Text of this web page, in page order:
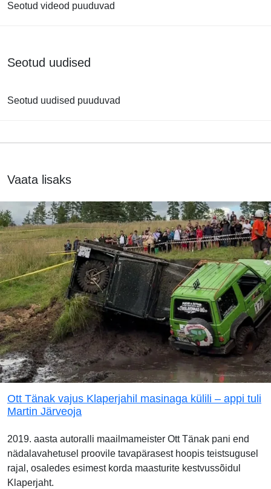
Seotud videod puuduvad
Seotud uudised
Seotud uudised puuduvad
Vaata lisaks
Ott Tänak vajus Klaperjahil masinaga külili – appi tuli
Martin Järveoja
2019. aasta autoralli maailmameister Ott Tänak pani end
nädalavahetusel proovile tavapärasest hoopis teistsugusel
rajal, osaledes esimest korda maasturite kestvussõidul
Klaperjaht.